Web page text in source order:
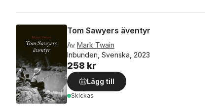
Tom Sawyers äventyr
Av Mark Twain
Inbunden, Svenska, 2023
258 kr
Lägg till
Skickas